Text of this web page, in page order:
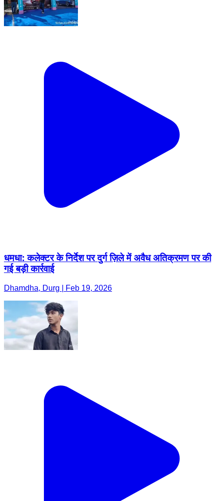
धमधा: कलेक्टर के निर्देश पर दुर्ग ज़िले में अवैध अतिक्रमण पर की
गई बड़ी कार्रवाई
Dhamdha, Durg | Feb 19, 2026